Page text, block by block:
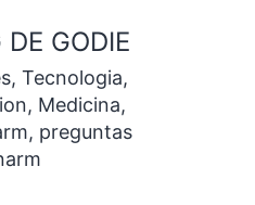
DE GODIE
Tecnologia,
Medicina,
preguntas